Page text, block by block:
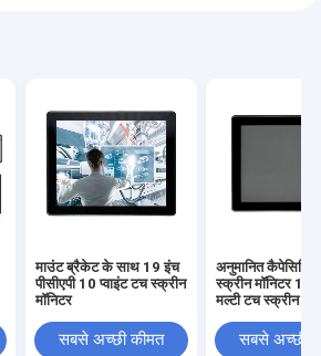
माउंट ब्रैकेट के साथ 19 इंच
पीसीएपी 10 प्वाइंट टच स्क्रीन
मॉनिटर
सबसे अच्छी कीमत
अनुमानित
स्क्रीन मॉनिटर 10
मल्टी टच स्क्रीन
सबसे अच्छी